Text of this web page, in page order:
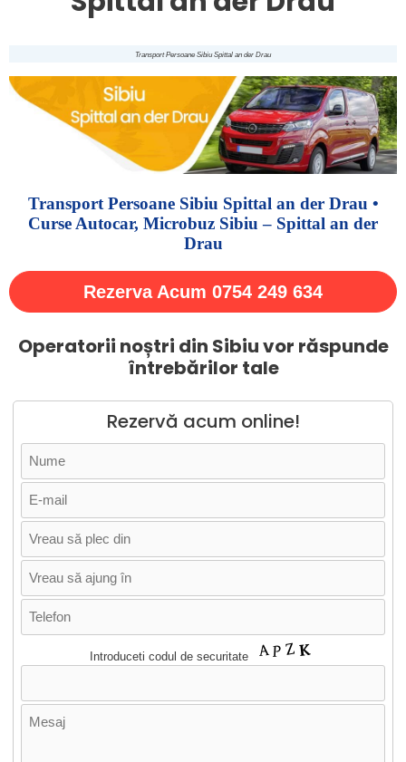
Transport Persoane Sibiu Spittal an der Drau
Transport Persoane Sibiu Spittal an der Drau •
Curse Autocar, Microbuz Sibiu – Spittal an der
Drau
Rezerva Acum 0754 249 634
Operatorii noștri din Sibiu vor răspunde
întrebărilor tale
Rezervă acum online!
Introduceti codul de securitate